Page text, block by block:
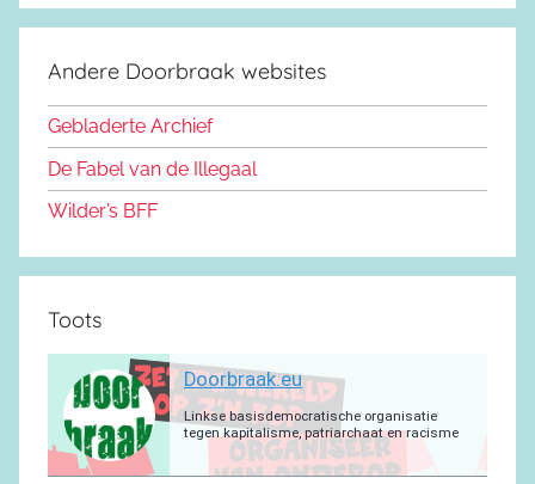
o
n
s
u
g
s
a
b
o
o
Andere Doorbraak websites
Gebladerte Archief
De Fabel van de Illegaal
Wilder’s BFF
Toots